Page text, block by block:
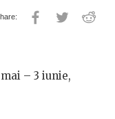
– 3 iunie,